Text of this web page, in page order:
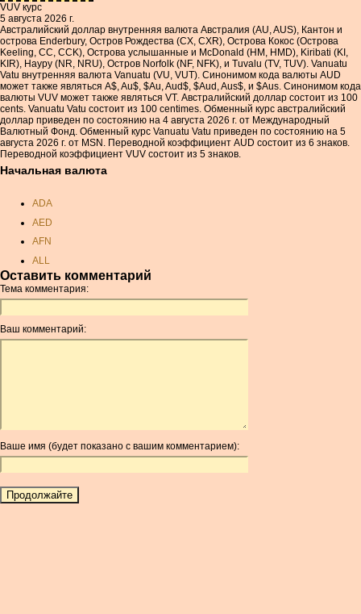
VUV курс
5 августа 2026 г.
Австралийский доллар внутренняя валюта Австралия (AU, AUS), Кантон и
острова Enderbury, Остров Рождества (CX, CXR), Острова Кокос (Острова
Keeling, CC, CCK), Острова услышанные и McDonald (HM, HMD), Kiribati (KI,
KIR), Науру (NR, NRU), Остров Norfolk (NF, NFK), и Tuvalu (TV, TUV). Vanuatu
Vatu внутренняя валюта Vanuatu (VU, VUT). Синонимом кода валюты AUD
может также являться A$, Au$, $Au, Aud$, $Aud, Aus$, и $Aus. Синонимом кода
валюты VUV может также являться VT. Австралийский доллар состоит из 100
cents. Vanuatu Vatu состоит из 100 centimes. Обменный курс австралийский
доллар приведен по состоянию на 4 августа 2026 г. от Международный
Валютный Фонд. Обменный курс Vanuatu Vatu приведен по состоянию на 5
августа 2026 г. от MSN. Переводной коэффициент AUD состоит из 6 знаков.
Переводной коэффициент VUV состоит из 5 знаков.
Начальная валюта
ADA
AED
AFN
ALL
AMD
ANC
ANG
AOA
AUR
AWG
BAM
Оставить комментарий
Тема комментария:
Ваш комментарий:
Ваше имя (будет показано с вашим комментарием):